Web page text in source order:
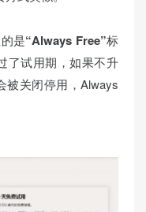
是“Always Free”标
了试用期，如果不升
被关闭停用，Always